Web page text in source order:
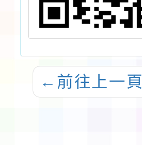
← 前往上一頁